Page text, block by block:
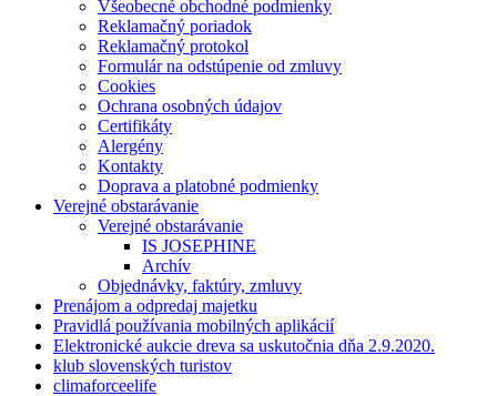
Všeobecné obchodné podmienky
Reklamačný poriadok
Reklamačný protokol
Formulár na odstúpenie od zmluvy
Cookies
Ochrana osobných údajov
Certifikáty
Alergény
Kontakty
Doprava a platobné podmienky
Verejné obstarávanie
Verejné obstarávanie
IS JOSEPHINE
Archív
Objednávky, faktúry, zmluvy
Prenájom a odpredaj majetku
Pravidlá používania mobilných aplikácií
Elektronické aukcie dreva sa uskutočnia dňa 2.9.2020.
klub slovenských turistov
climaforceelife